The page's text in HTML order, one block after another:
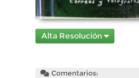
Alta Resolución
Comentarios: